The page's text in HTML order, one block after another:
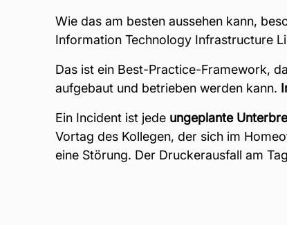
Wie das am besten aussehen kann,
Information Technology Infrastructure
Das ist ein Best-Practice-Framework,
aufgebaut und betrieben werden kann.
Ein Incident ist jede ungeplante
Vortag des Kollegen, der sich im
eine Störung. Der Druckerausfall am